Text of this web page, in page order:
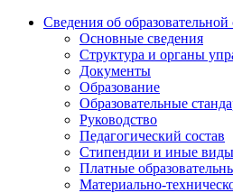
Сведения об образовательной
Основные сведения
Структура и органы
Документы
Образование
Образовательные
Руководство
Педагогический состав
Стипендии и иные
Платные
Материально-